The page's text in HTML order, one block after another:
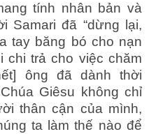
tính nhân bản và
Samari đã “dừng lại,
tay băng bó cho nạn
chi trả cho việc chăm
ông đã dành thời
Chúa Giêsu không chỉ
thân cận của mình,
ta làm thế nào để